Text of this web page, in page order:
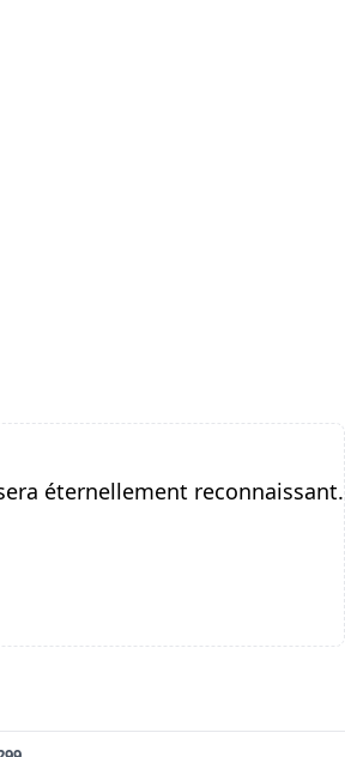
éternellement reconnaissant.